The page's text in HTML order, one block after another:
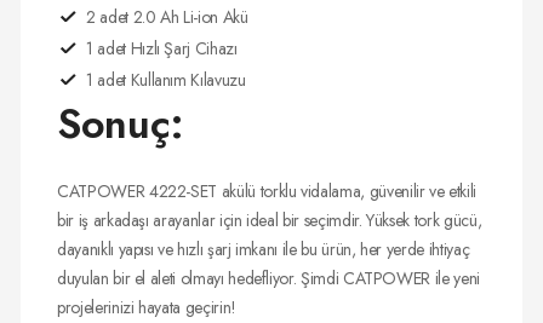
2 adet 2.0 Ah Li-ion Akü
1 adet Hızlı Şarj Cihazı
1 adet Kullanım Kılavuzu
Sonuç:
CATPOWER 4222-SET akülü torklu vidalama, güvenilir ve etkili
bir iş arkadaşı arayanlar için ideal bir seçimdir. Yüksek tork gücü,
dayanıklı yapısı ve hızlı şarj imkanı ile bu ürün, her yerde ihtiyaç
duyulan bir el aleti olmayı hedefliyor. Şimdi CATPOWER ile yeni
projelerinizi hayata geçirin!